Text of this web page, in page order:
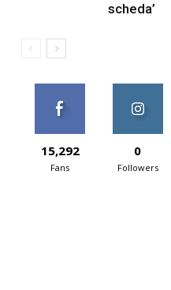
scheda’
15,292
Fans
0
Followers